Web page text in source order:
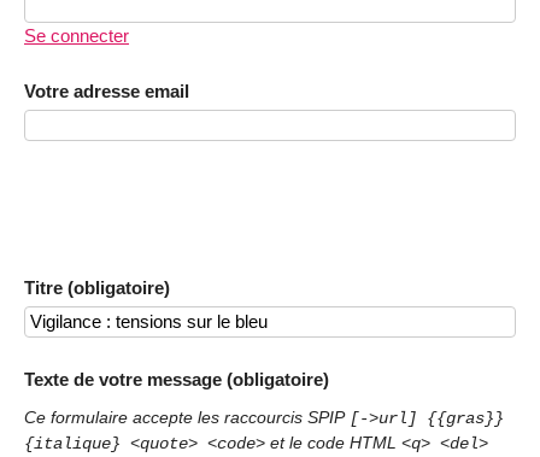
Se connecter
Votre adresse email
Titre (obligatoire)
Texte de votre message (obligatoire)
Ce formulaire accepte les raccourcis SPIP [->url] {{gras}}
{italique} <quote> <code> et le code HTML <q> <del>